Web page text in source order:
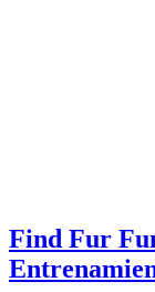
Find Fur